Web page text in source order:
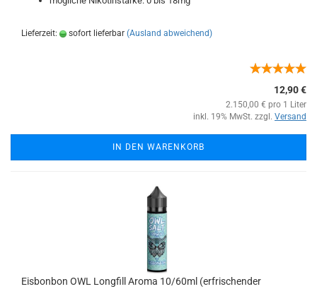
Lieferzeit: sofort lieferbar (Ausland abweichend)
12,90 €
2.150,00 € pro 1 Liter
inkl. 19% MwSt. zzgl. Versand
IN DEN WARENKORB
Eisbonbon OWL Longfill Aroma 10/60ml (erfrischender